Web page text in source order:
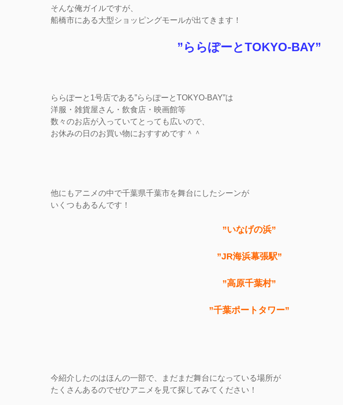
そんな俺ガイルですが、
船橋市にある大型ショッピングモールが出てきます！
”ららぽーとTOKYO-BAY”
ららぽーと1号店である”ららぽーとTOKYO-BAY”は
洋服・雑貨屋さん・飲食店・映画館等
数々のお店が入っていてとっても広いので、
お休みの日のお買い物におすすめです＾＾
他にもアニメの中で千葉県千葉市を舞台にしたシーンが
いくつもあるんです！
”いなげの浜”
”JR海浜幕張駅”
”高原千葉村”
”千葉ポートタワー”
今紹介したのはほんの一部で、まだまだ舞台になっている場所が
たくさんあるのでぜひアニメを見て探してみてください！